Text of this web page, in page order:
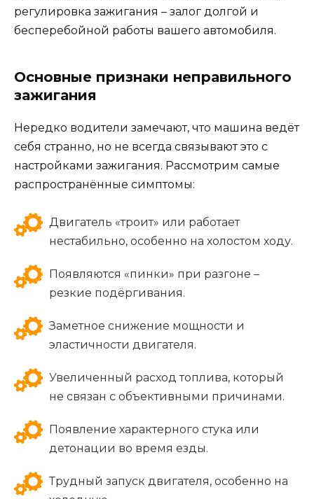
регулировка зажигания – залог долгой и
бесперебойной работы вашего автомобиля.
Основные признаки неправильного
зажигания
Нередко водители замечают, что машина ведёт
себя странно, но не всегда связывают это с
настройками зажигания. Рассмотрим самые
распространённые симптомы:
Двигатель «троит» или работает
нестабильно, особенно на холостом ходу.
Появляются «пинки» при разгоне –
резкие подёргивания.
Заметное снижение мощности и
эластичности двигателя.
Увеличенный расход топлива, который
не связан с объективными причинами.
Появление характерного стука или
детонации во время езды.
Трудный запуск двигателя, особенно на